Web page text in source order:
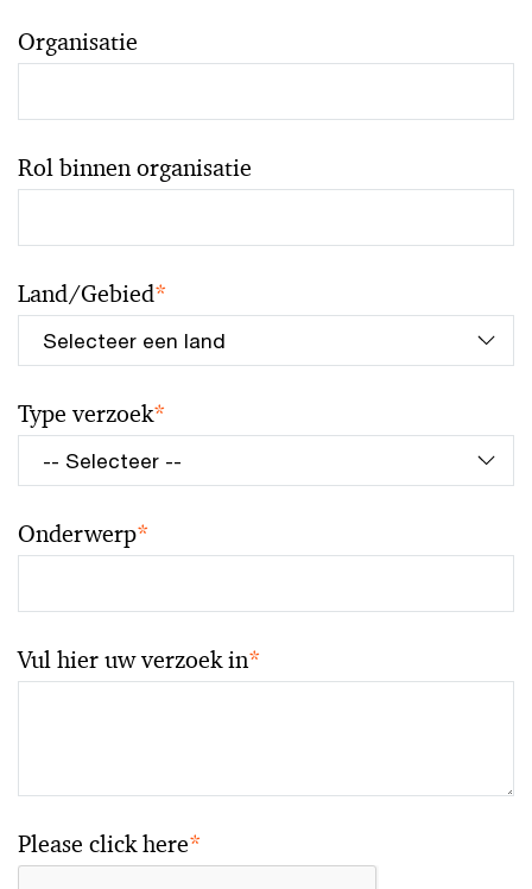
Organisatie
Rol binnen organisatie
Land/Gebied*
Type verzoek*
Onderwerp*
Vul hier uw verzoek in*
Please click here*